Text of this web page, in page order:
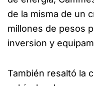
de la misma de un
millones de pesos
inversion y
También resaltó la